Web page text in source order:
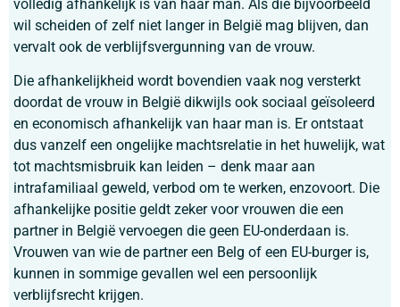
volledig afhankelijk is van haar man. Als die bijvoorbeeld
wil scheiden of zelf niet langer in België mag blijven, dan
vervalt ook de verblijfsvergunning van de vrouw.
Die afhankelijkheid wordt bovendien vaak nog versterkt
doordat de vrouw in België dikwijls ook sociaal geïsoleerd
en economisch afhankelijk van haar man is. Er ontstaat
dus vanzelf een ongelijke machtsrelatie in het huwelijk, wat
tot machtsmisbruik kan leiden – denk maar aan
intrafamiliaal geweld, verbod om te werken, enzovoort. Die
afhankelijke positie geldt zeker voor vrouwen die een
partner in België vervoegen die geen EU-onderdaan is.
Vrouwen van wie de partner een Belg of een EU-burger is,
kunnen in sommige gevallen wel een persoonlijk
verblijfsrecht krijgen.